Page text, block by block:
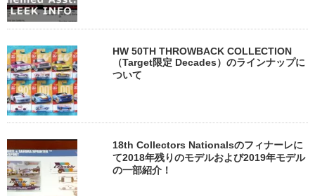
HW 50TH THROWBACK COLLECTION
（Target限定 Decades）のラインナップに
ついて
18th Collectors Nationalsのフィナーレに
て2018年残りのモデルおよび2019年モデル
の一部紹介！